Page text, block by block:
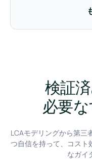
検証
必要
LCAモデリングから第三
つ自信を持って、コスト
なガイ